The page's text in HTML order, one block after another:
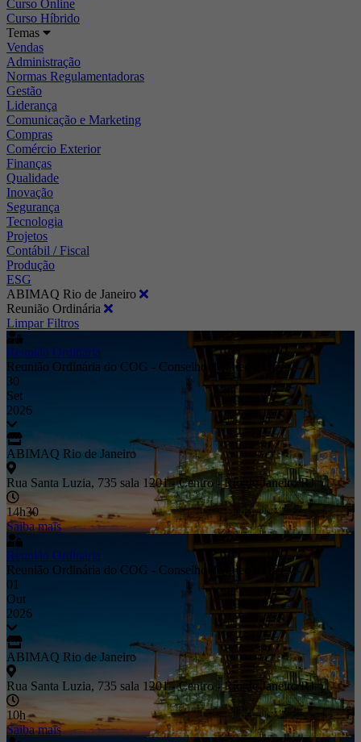
Curso Online
Curso Híbrido
Temas
Vendas
Administração
Normas Regulamentadoras
Gestão
Liderança
Comunicação e Marketing
Compras
Comércio Exterior
Finanças
Qualidade
Inovação
Segurança
Tecnologia
Projetos
Contábil / Fiscal
Produção
ESG
ABIMAQ Rio de Janeiro
Reunião Ordinária
Limpar Filtros
Reunião Ordinária
Reunião Ordinária do COG - Conselho de Óleo e Gás
30
Set
2026
ABIMAQ Rio de Janeiro
Rua Santa Luzia, 735 sala 1201 - Centro - Rio de Janeiro/RJ
14h30
Saiba mais
Reunião Ordinária
Reunião Ordinária do COG - Conselho de Óleo e Gás
01
Out
2026
ABIMAQ Rio de Janeiro
Rua Santa Luzia, 735 sala 1201 - Centro - Rio de Janeiro/RJ
10h
Saiba mais